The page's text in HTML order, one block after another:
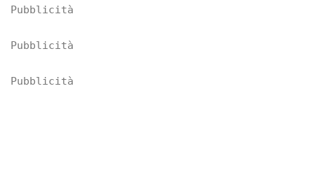
Pubblicità
Pubblicità
Pubblicità